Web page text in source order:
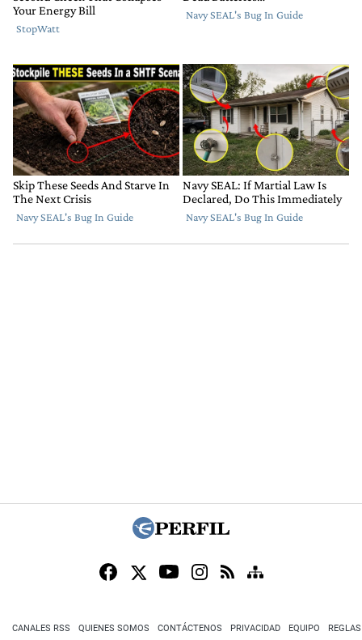
CANALES RSS QUIENES SOMOS CONTÁCTENOS PRIVACIDAD EQUIPO